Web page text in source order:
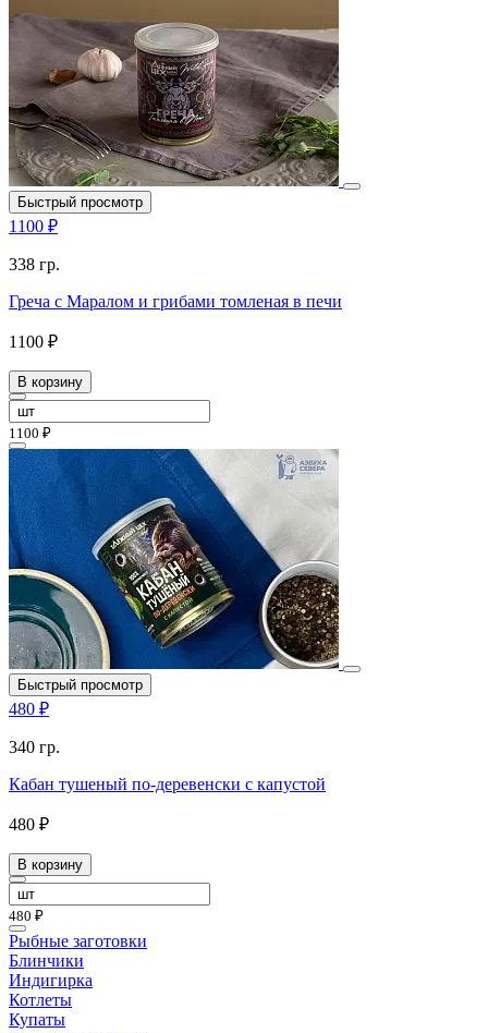
Быстрый просмотр
1100 ₽
338 гр.
Греча с Маралом и грибами томленая в печи
1100 ₽
В корзину
1100 ₽
Быстрый просмотр
480 ₽
340 гр.
Кабан тушеный по-деревенски с капустой
480 ₽
В корзину
480 ₽
Рыбные заготовки
Блинчики
Индигирка
Котлеты
Купаты